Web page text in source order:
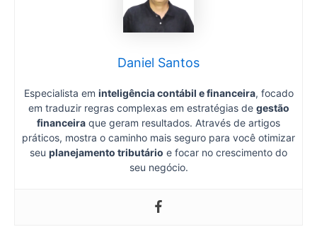
Daniel Santos
Especialista em inteligência contábil e financeira, focado
em traduzir regras complexas em estratégias de gestão
financeira que geram resultados. Através de artigos
práticos, mostra o caminho mais seguro para você otimizar
seu planejamento tributário e focar no crescimento do
seu negócio.